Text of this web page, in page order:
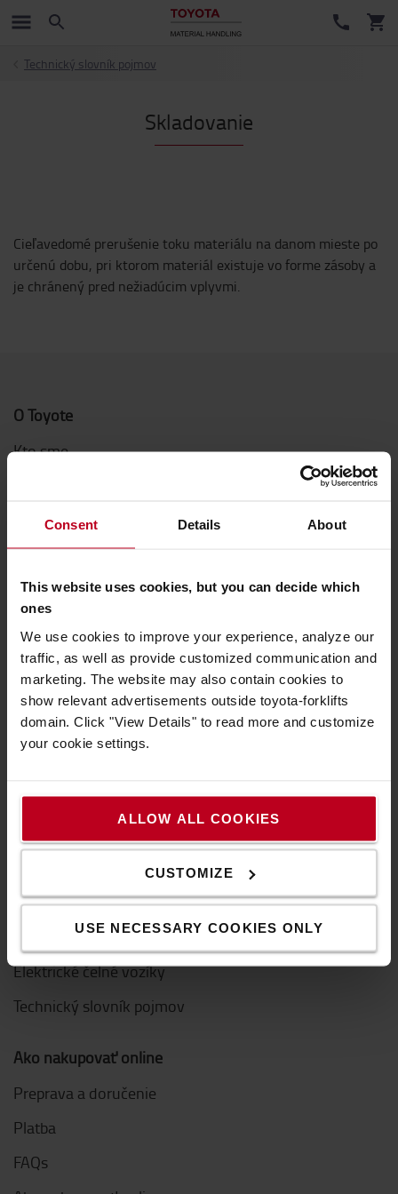
Consent Details About
This website uses cookies, but you can decide which
ones
We use cookies to improve your experience, analyze our
traffic, as well as provide customized communication and
marketing. The website may also contain cookies to
show relevant advertisements outside toyota-forklifts
domain. Click "View Details" to read more and customize
your cookie settings.
ALLOW ALL COOKIES
CUSTOMIZE
USE NECESSARY COOKIES ONLY
Technický slovník pojmov
Skladovanie
Cieľavedomé prerušenie toku materiálu na danom mieste po
určenú dobu, pri ktorom materiál existuje vo forme zásoby a
je chránený pred nežiadúcim vplyvmi.
O Toyote
Kto sme
Centrum dizajnu
Logistic Solution Center
Kariéra v Toyota Material Handling
Toyota hodnoty
Hodnoty Toyota
Toyota Production Systems (TPS)
Udržateľnosť
Etický kódex pre dodávateľov
Kúpiť paletový vozík
Kúpiť nízkozdvižný vozík
Elektrické čelné vozíky
Technický slovník pojmov
Ako nakupovať online
Preprava a doručenie
Platba
FAQs